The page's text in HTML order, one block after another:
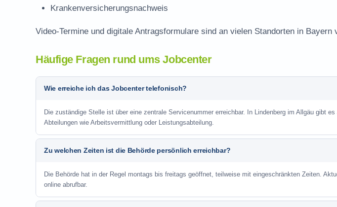
Krankenversicherungsnachweis
Video-Termine und digitale Antragsformulare sind an vielen Standorten in Bayern
Häufige Fragen rund ums Jobcenter
Wie erreiche ich das Jobcenter telefonisch?
Die zuständige Stelle ist über eine zentrale Servicenummer erreichbar. In Lindenberg im Allgäu gibt
Abteilungen wie Arbeitsvermittlung oder Leistungsabteilung.
Zu welchen Zeiten ist die Behörde persönlich erreichbar?
Die Behörde hat in der Regel montags bis freitags geöffnet, teilweise mit eingeschränkten Zeiten.
online abrufbar.